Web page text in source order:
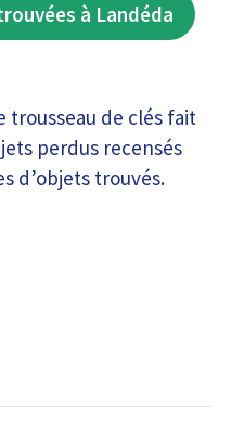
à Landéda
trousseau de clés fait
perdus recensés
d’objets trouvés.